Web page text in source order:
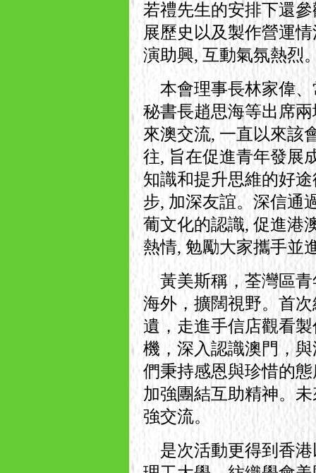
若禮先生的安排下還
展歷史以及製作營運
演助興, 互動氣氛熱烈
本會理事長林家偉、
秘書長趙思海等出席
來澳交流, 一直以來該
往, 旨在促進青年發展
知識和提升思維的好
步, 加深友誼。深信通
葡文化的認識, 促進港
熱情, 勉勵大家攜手並
黃美斯稱，荃灣區青
海外，擴闊視野。首
遺，走進手信店觀看
機，深入認識澳門，
們秉持感恩與珍惜的
加強團結互助精神。
強交流。
是次活動更得到香港